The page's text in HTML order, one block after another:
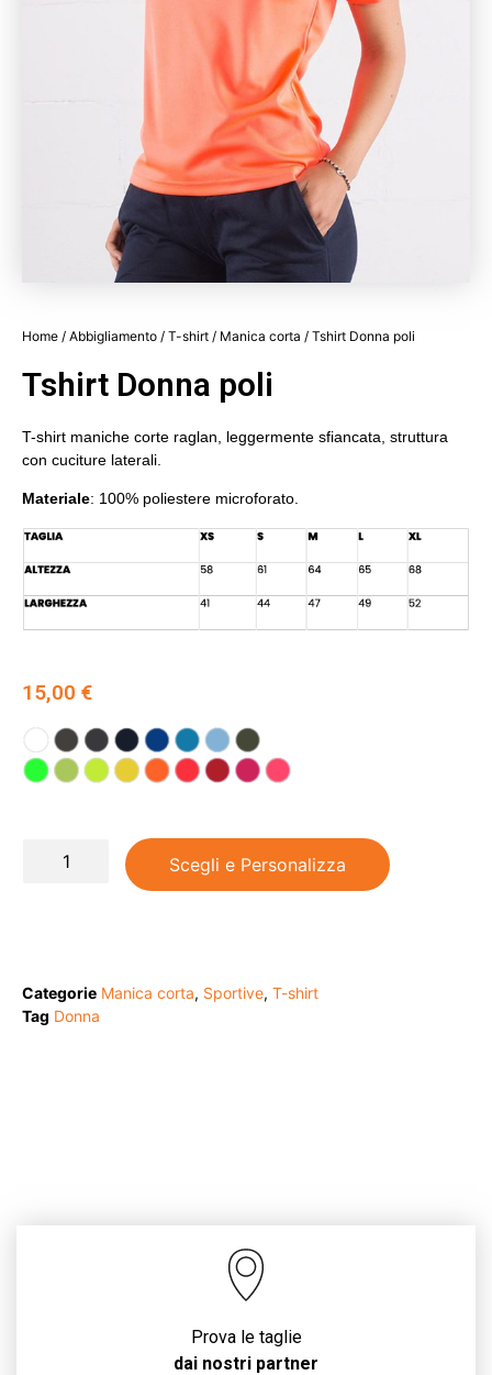
Home / Abbigliamento / T-shirt / Manica corta / Tshirt Donna poli
Tshirt Donna poli
T-shirt maniche corte raglan, leggermente sfiancata, struttura
con cuciture laterali.
Materiale: 100% poliestere microforato.
15,00 €
Scegli e Personalizza
Categorie Manica corta, Sportive, T-shirt
Tag Donna
Prova le taglie
dai nostri partner